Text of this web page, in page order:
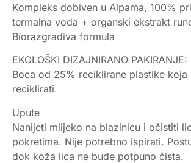
Kompleks dobiven u Alpama, 100%
termalna voda + organski ekstrakt
Biorazgradiva formula
EKOLOŠKI DIZAJNIRANO PAKIRANJE:
Boca od 25% reciklirane plastike koja
reciklirati.
Upute
Nanijeti mlijeko na blazinicu i očistiti
pokretima. Nije potrebno ispirati.
dok koža lica ne bude potpuno čista.